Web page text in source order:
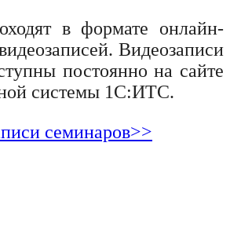
в формате онлайн-
Видеозаписи
постоянно на сайте
системы 1С:ИТС.
семинаров>>